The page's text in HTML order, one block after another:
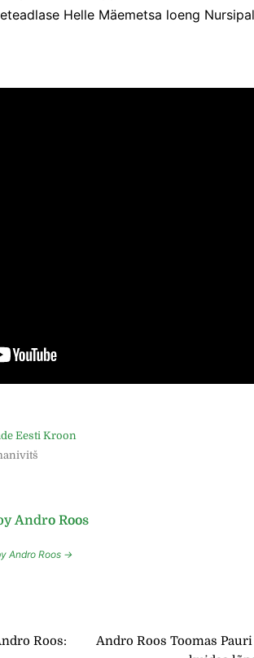
Helle Mäemetsa loeng
Eesti Kroon
Andro Roos
Andro Roos →
Roos:
Andro Roos Toomas